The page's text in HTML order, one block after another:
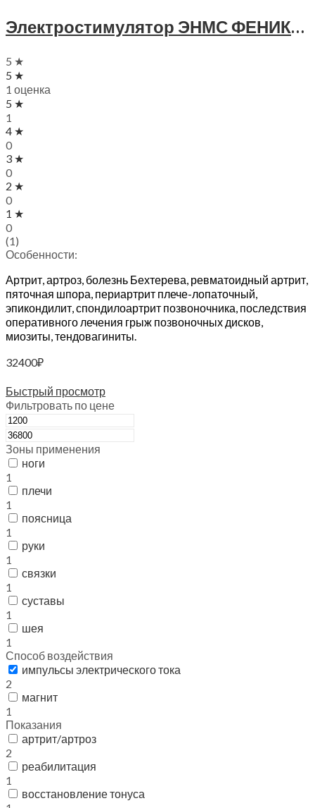
Электростимулятор ЭНМС ФЕНИКС, А106
5 ★
5 ★
1 оценка
5 ★
1
4 ★
0
3 ★
0
2 ★
0
1 ★
0
(1)
Особенности:
Артрит, артроз, болезнь Бехтерева, ревматоидный артрит,
пяточная шпора, периартрит плече-лопаточный,
эпикондилит, спондилоартрит позвоночника, последствия
оперативного лечения грыж позвоночных дисков,
миозиты, тендовагиниты.
32400₽
Быстрый просмотр
Фильтровать по цене
Зоны применения
ноги
1
плечи
1
поясница
1
руки
1
связки
1
суставы
1
шея
1
Способ воздействия
импульсы электрического тока
2
магнит
1
Показания
артрит/артроз
2
реабилитация
1
восстановление тонуса